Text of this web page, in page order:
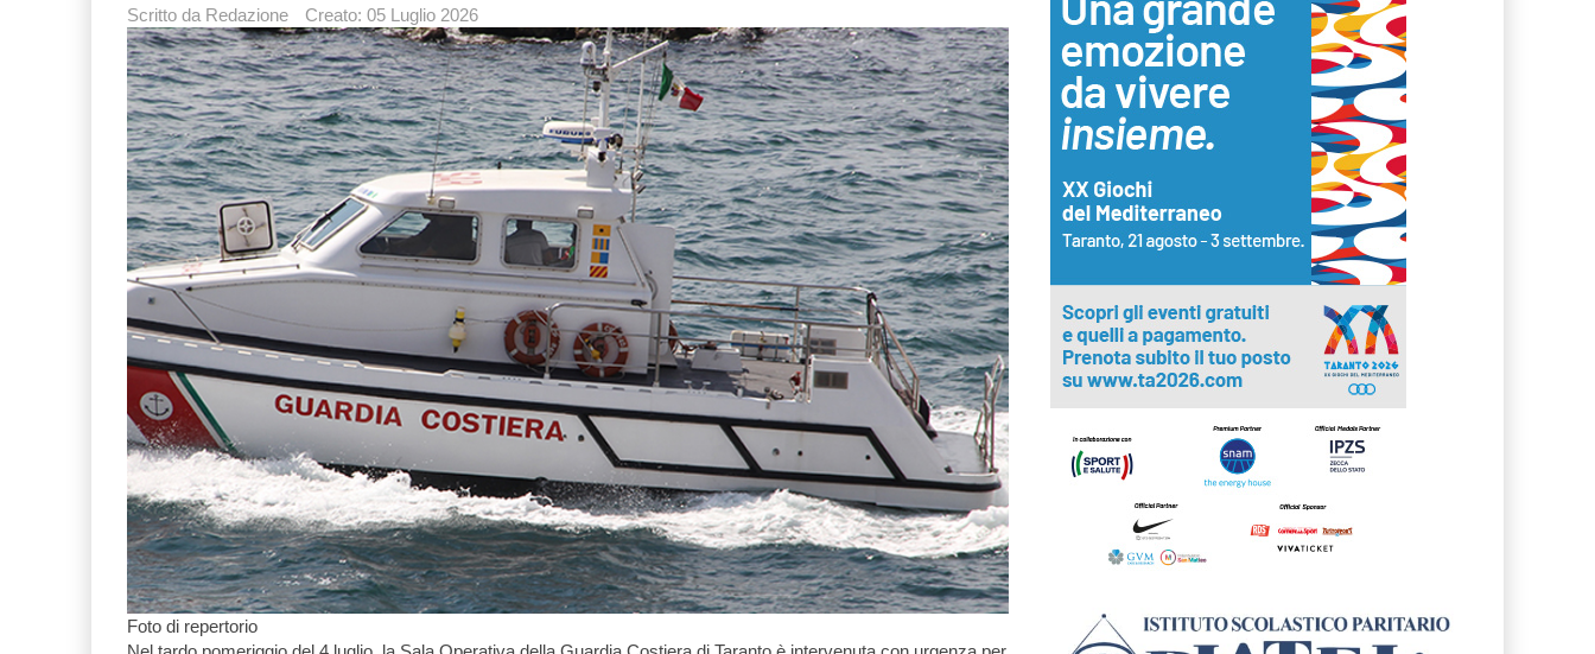
Scritto da Redazione Creato: 05 Luglio 2026
Foto di repertorio